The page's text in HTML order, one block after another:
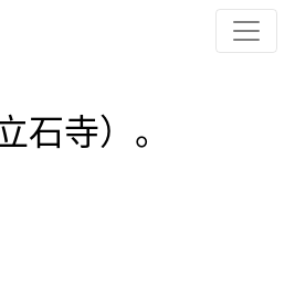
石寺）。